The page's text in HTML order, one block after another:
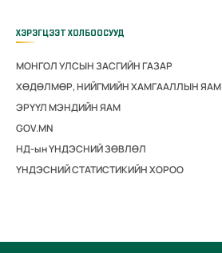
ХЭРЭГЦЭЭТ ХОЛБООСУУД
МОНГОЛ УЛСЫН ЗАСГИЙН ГАЗАР
ХӨДӨЛМӨР, НИЙГМИЙН ХАМГААЛЛЫН ЯАМ
ЭРҮҮЛ МЭНДИЙН ЯАМ
GOV.MN
НД-ын ҮНДЭСНИЙ ЗӨВЛӨЛ
ҮНДЭСНИЙ СТАТИСТИКИЙН ХОРОО